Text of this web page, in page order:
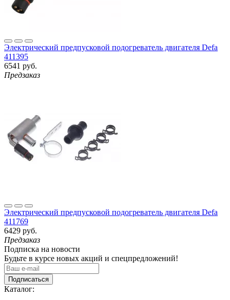
Электрический предпусковой подогреватель двигателя Defa
411395
6541 руб.
Предзаказ
Электрический предпусковой подогреватель двигателя Defa
411769
6429 руб.
Предзаказ
Подписка на новости
Будьте в курсе новых акций и спецпредложений!
Подписаться
Каталог: